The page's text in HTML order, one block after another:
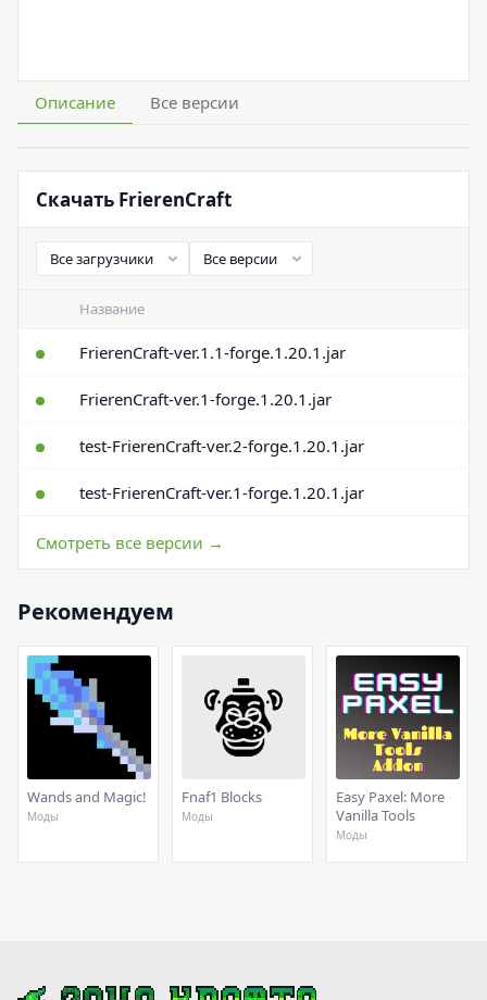
Описание Все версии
Скачать FrierenCraft
Название
FrierenCraft-ver.1.1-forge.1.20.1.jar
FrierenCraft-ver.1-forge.1.20.1.jar
test-FrierenCraft-ver.2-forge.1.20.1.jar
test-FrierenCraft-ver.1-forge.1.20.1.jar
Смотреть все версии →
Рекомендуем
Wands and Magic!
Моды
Fnaf1 Blocks
Моды
Easy Paxel: More
Vanilla Tools
Моды